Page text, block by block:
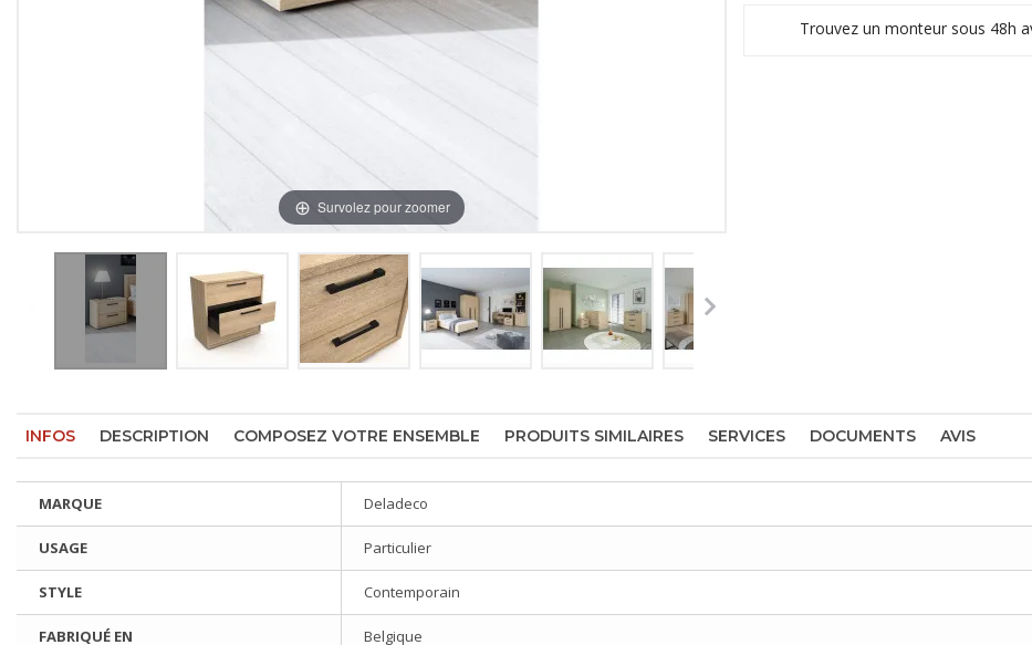
Survolez pour zoomer
Trouvez un monteur sous 48h
INFOS DESCRIPTION COMPOSEZ VOTRE ENSEMBLE PRODUITS SIMILAIRES SERVICES DOCUMENTS AVIS
MARQUE Deladeco
USAGE Particulier
STYLE Contemporain
FABRIQUÉ EN Belgique